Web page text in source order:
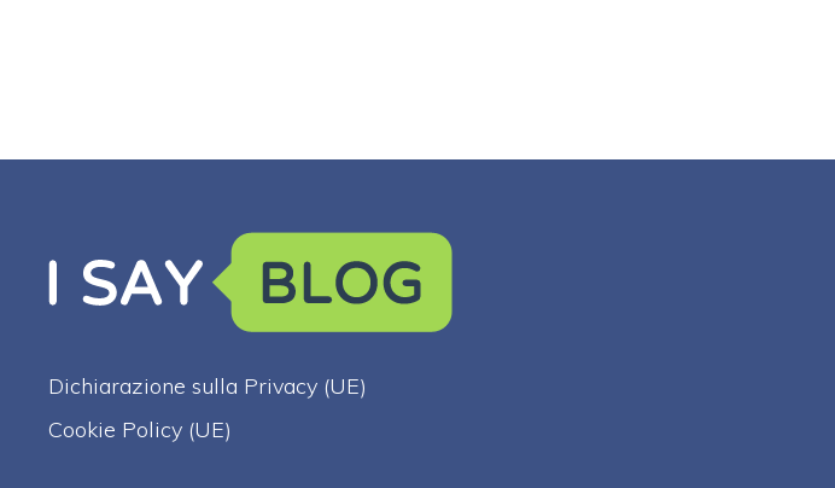
Dichiarazione sulla Privacy (UE)
Cookie Policy (UE)